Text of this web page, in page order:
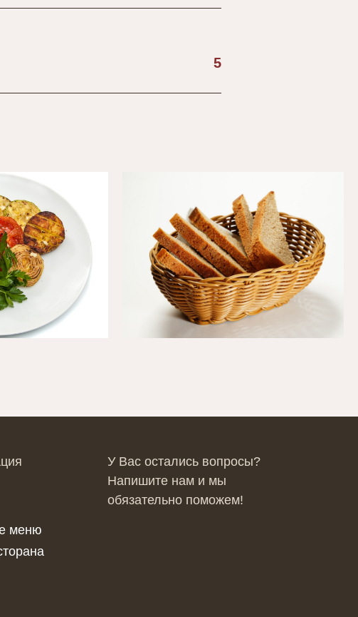
5
У Вас остались вопросы?
Напишите нам и мы
обязательно поможем!
меню